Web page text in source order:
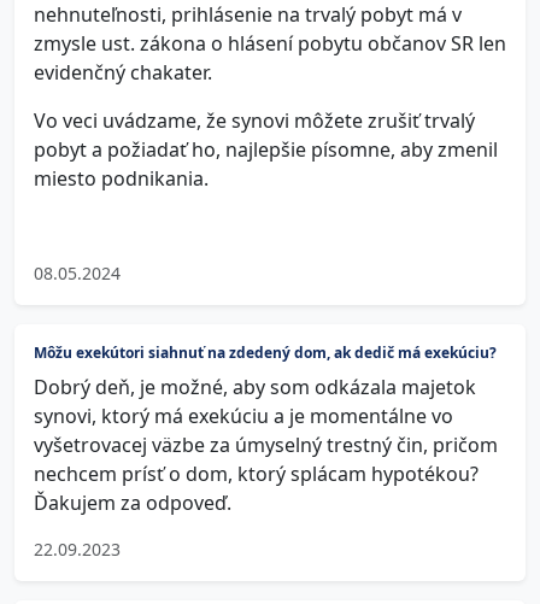
nehnuteľnosti, prihlásenie na trvalý pobyt má v
zmysle ust. zákona o hlásení pobytu občanov SR len
evidenčný chakater.
Vo veci uvádzame, že synovi môžete zrušiť trvalý
pobyt a požiadať ho, najlepšie písomne, aby zmenil
miesto podnikania.
08.05.2024
Môžu exekútori siahnuť na zdedený dom, ak dedič má exekúciu?
Dobrý deň, je možné, aby som odkázala majetok
synovi, ktorý má exekúciu a je momentálne vo
vyšetrovacej väzbe za úmyselný trestný čin, pričom
nechcem prísť o dom, ktorý splácam hypotékou?
Ďakujem za odpoveď.
22.09.2023